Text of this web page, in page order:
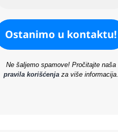
Ne šaljemo spamove! Pročitajte naša
pravila korišćenjaza više informacija.